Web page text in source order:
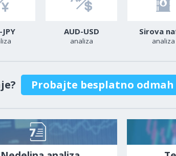
JPY AUD-USD
analiza
Sirova
analiza
Probajte besplatno odmah